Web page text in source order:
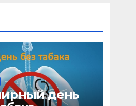
день